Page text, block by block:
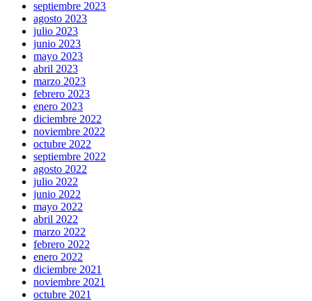
septiembre 2023
agosto 2023
julio 2023
junio 2023
mayo 2023
abril 2023
marzo 2023
febrero 2023
enero 2023
diciembre 2022
noviembre 2022
octubre 2022
septiembre 2022
agosto 2022
julio 2022
junio 2022
mayo 2022
abril 2022
marzo 2022
febrero 2022
enero 2022
diciembre 2021
noviembre 2021
octubre 2021